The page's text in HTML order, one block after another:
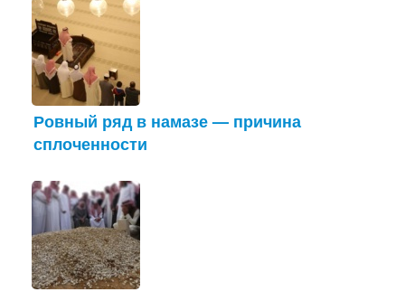
Ровный ряд в намазе — причина
сплоченности